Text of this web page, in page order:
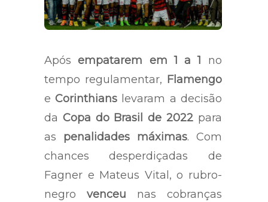
Apósempatarem em 1 a 1 no
tempo regulamentar, Flamengo
eCorinthians levaram a decisão
da Copa do Brasil de 2022para
as penalidades máximas. Com
chances desperdiçadas de
Fagner e Mateus Vital, o rubro-
negro venceu nas cobranças